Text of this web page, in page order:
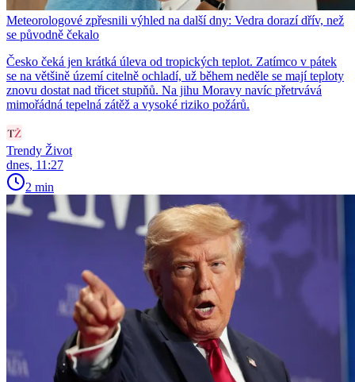
Meteorologové zpřesnili výhled na další dny: Vedra dorazí dřív, než
se původně čekalo
Česko čeká jen krátká úleva od tropických teplot. Zatímco v pátek
se na většině území citelně ochladí, už během neděle se mají teploty
znovu dostat nad třicet stupňů. Na jihu Moravy navíc přetrvává
mimořádná tepelná zátěž a vysoké riziko požárů.
Trendy Život
dnes, 11:27
2 min